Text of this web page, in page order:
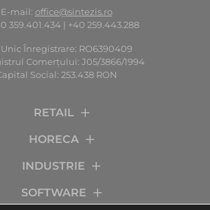
E-mail: office@sintezis.ro
359.401.434 | +40 259.443.288
Unic Înregistrare: RO6390409
Comerţului: J05/3866/1994
Social: 253.438 RON
RETAIL
HORECA
INDUSTRIE
SOFTWARE